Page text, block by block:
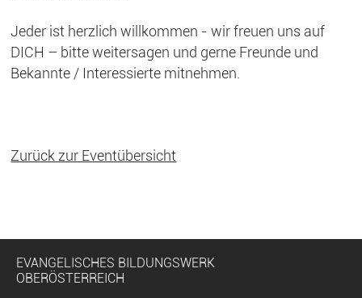
Jeder ist herzlich willkommen - wir freuen uns auf
DICH – bitte weitersagen und gerne Freunde und
Bekannte / Interessierte mitnehmen.
Zurück zur Eventübersicht
EVANGELISCHES BILDUNGSWERK
OBERÖSTERREICH